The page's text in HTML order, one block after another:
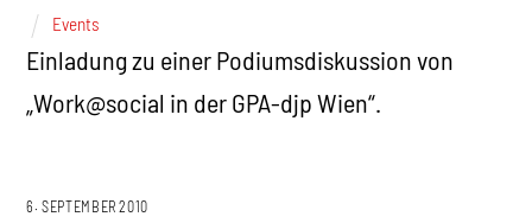
Events
Einladung zu einer Podiumsdiskussion von
„Work@social in der GPA-djp Wien“.
6. SEPTEMBER 2010